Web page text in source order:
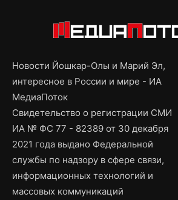
Новости Йошкар-Олы и Марий Эл,
интересное в России и мире - ИА
МедиаПоток
Свидетельство о регистрации СМИ
ИА № ФС 77 - 82389 от 30 декабря
2021 года выдано Федеральной
службы по надзору в сфере связи,
информационных технологий и
массовых коммуникаций